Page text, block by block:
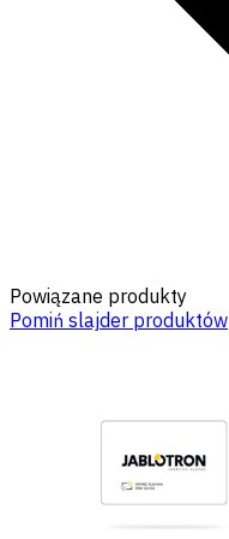
Powiązane produkty
Pomiń slajder produktów